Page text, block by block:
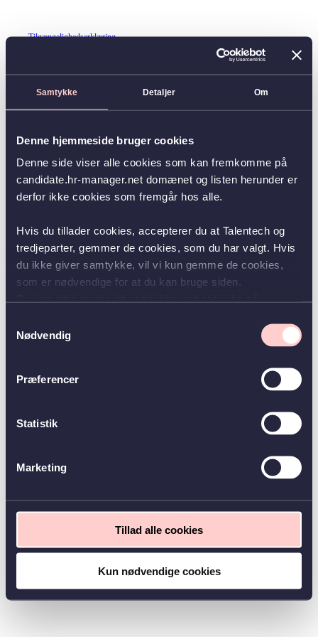
Samtykke Detaljer Om
Denne hjemmeside bruger cookies
Denne side viser alle cookies som kan fremkomme på
candidate.hr-manager.net domænet og listen herunder er
derfor ikke cookies som fremgår hos alle.
Hvis du tillader cookies, accepterer du at Talentech og
tredjeparter, gemmer de cookies, som du har valgt. Hvis
du ikke giver samtykke, vil vi kun gemme de cookies,
som er nødvendige for at du kan bruge siden.
Nødvendig
Præferencer
Statistik
Marketing
Tillad alle cookies
Kun nødvendige cookies
Tilgængelighedserklæring